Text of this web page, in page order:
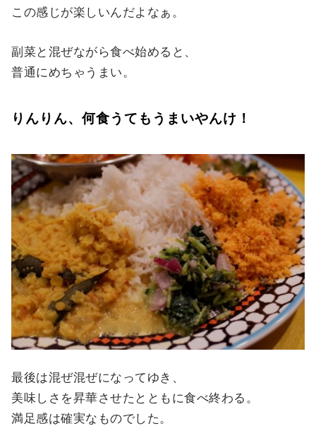
この感じが楽しいんだよなぁ。
副菜と混ぜながら食べ始めると、
普通にめちゃうまい。
りんりん、何食うてもうまいやんけ！
最後は混ぜ混ぜになってゆき、
美味しさを昇華させたとともに食べ終わる。
満足感は確実なものでした。